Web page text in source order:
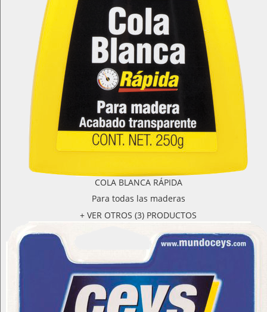
COLA BLANCA RÁPIDA
Para todas las maderas
+ VER OTROS (3) PRODUCTOS